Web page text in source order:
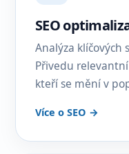
SEO
Analýza klíčových
Přivedu
kteří se mění v
Více o SEO →